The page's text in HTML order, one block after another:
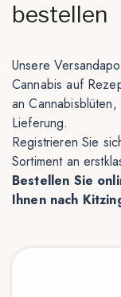
bestellen
Unsere
Cannabis auf
an
Lieferung.
Registrieren Sie
Sortiment an
Bestellen Sie
Ihnen nach